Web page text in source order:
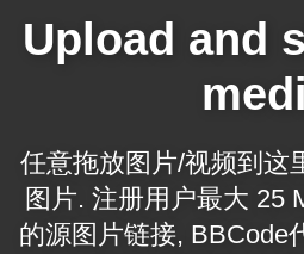
Upload and
任意拖放图片/视频到这
图片. 注册用户最大 25
的源图片链接, BBCode